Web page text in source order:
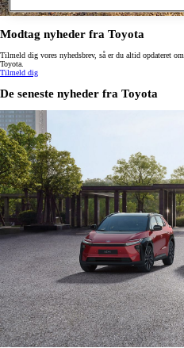
Modtag nyheder fra Toyota
Tilmeld dig vores nyhedsbrev, så er du altid opdateret
Toyota.
Tilmeld dig
De seneste nyheder fra Toyota